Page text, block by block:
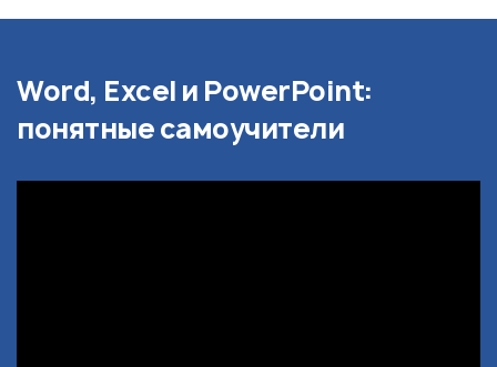
Word, Excel и PowerPoint:
понятные самоучители